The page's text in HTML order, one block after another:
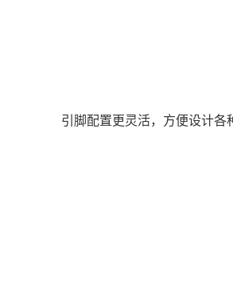
引脚配置更灵活，方便设计各